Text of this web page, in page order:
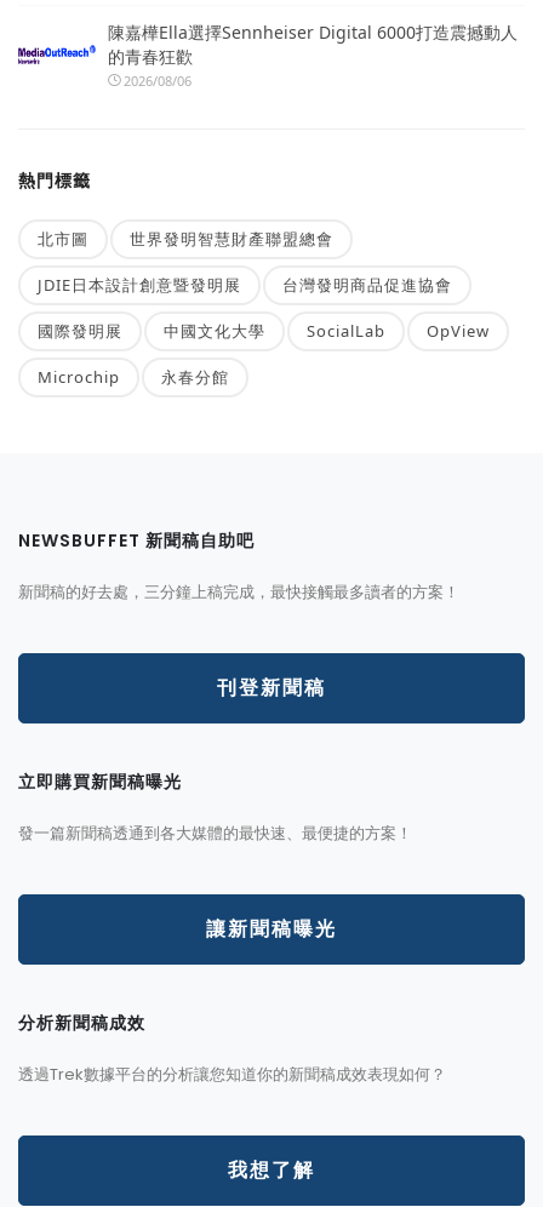
陳嘉樺Ella選擇Sennheiser Digital 6000打造震撼動人
的青春狂歡
2026/08/06
熱門標籤
北市圖 世界發明智慧財產聯盟總會
JDIE日本設計創意暨發明展 台灣發明商品促進協會
國際發明展 中國文化大學 SocialLab OpView
Microchip 永春分館
NEWSBUFFET 新聞稿自助吧
新聞稿的好去處，三分鐘上稿完成，最快接觸最多讀者的方案！
刊登新聞稿
立即購買新聞稿曝光
發一篇新聞稿透通到各大媒體的最快速、最便捷的方案！
讓新聞稿曝光
分析新聞稿成效
透過Trek數據平台的分析讓您知道你的新聞稿成效表現如何？
我想了解